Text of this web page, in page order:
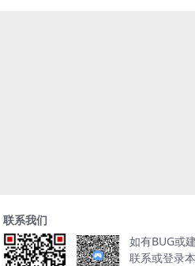
联系我们
如有BUG或
联系或登录